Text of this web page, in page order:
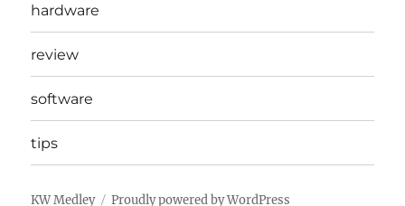
hardware
review
software
tips
KW Medley Proudly powered by WordPress